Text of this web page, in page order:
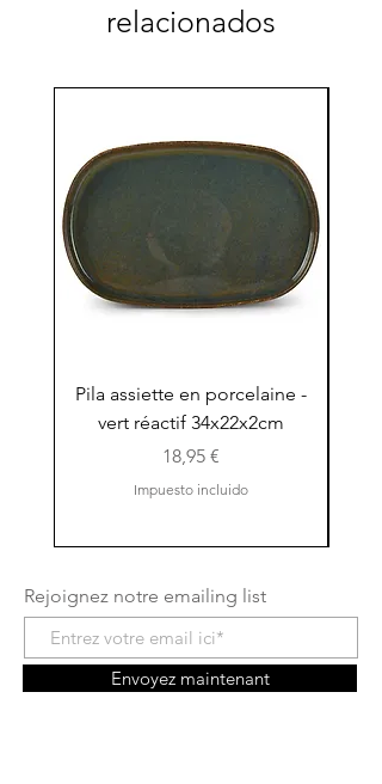
relacionados
Pila assiette en porcelaine -
vert réactif 34x22x2cm
Precio
18,95 €
Impuesto incluido
Rejoignez notre emailing list
Envoyez maintenant